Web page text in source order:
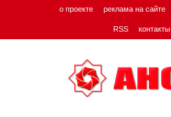
о проекте реклама на сайте
RSS контакты